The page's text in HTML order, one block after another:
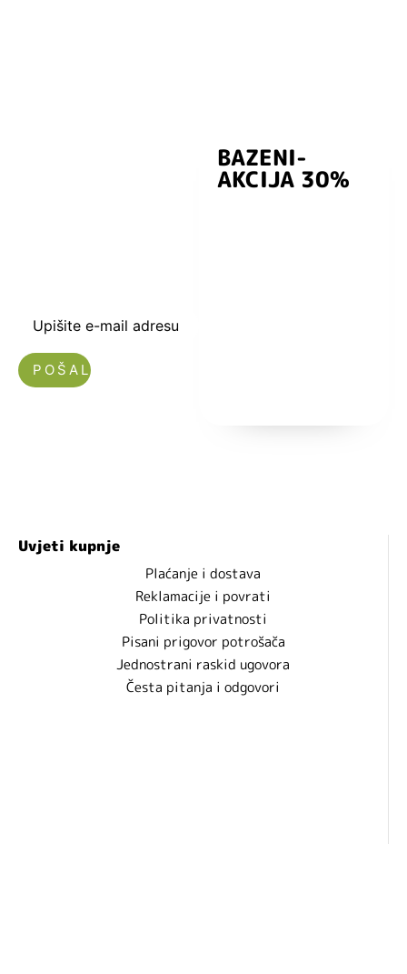
Upišite e-mail adresu
BAZENI-
AKCIJA 30%
Uvjeti kupnje
Plaćanje i dostava
Reklamacije i povrati
Politika privatnosti
Pisani prigovor potrošača
Jednostrani raskid ugovora
Česta pitanja i odgovori